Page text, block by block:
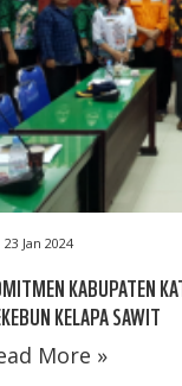
23 Jan 2024
KABUPATEN
KELAPA SAWIT
More »